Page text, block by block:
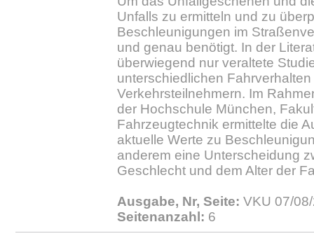
Unfalls zu ermitteln und zu
Beschleunigungen im
und genau benötigt. In der
überwiegend nur veraltete
unterschiedlichen
Verkehrsteilnehmern. Im
der Hochschule München,
Fahrzeugtechnik ermittelte die
aktuelle Werte zu
anderem eine Unterscheidung
Geschlecht und dem Alter der
Ausgabe, Nr, Seite: VKU 07/
Seitenanzahl: 6